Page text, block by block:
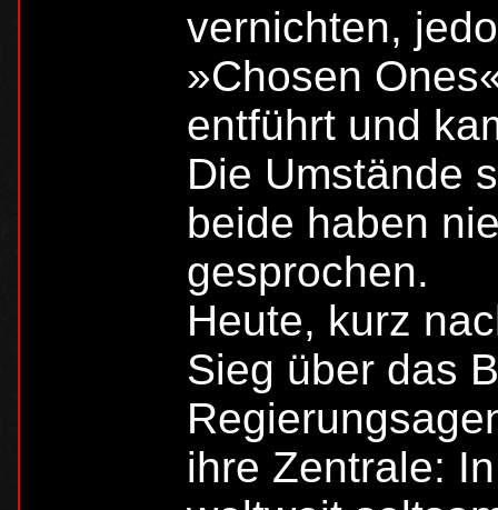
vernichten,
»Chosen
entführt und
Die Umstände
beide haben
gesprochen.
Heute, kurz
Sieg über das
ihre Zentrale: